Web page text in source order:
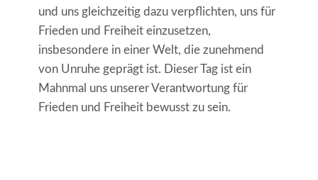
und uns gleichzeitig dazu verpflichten, uns für
Frieden und Freiheit einzusetzen,
insbesondere in einer Welt, die zunehmend
von Unruhe geprägt ist. Dieser Tag ist ein
Mahnmal uns unserer Verantwortung für
Frieden und Freiheit bewusst zu sein.